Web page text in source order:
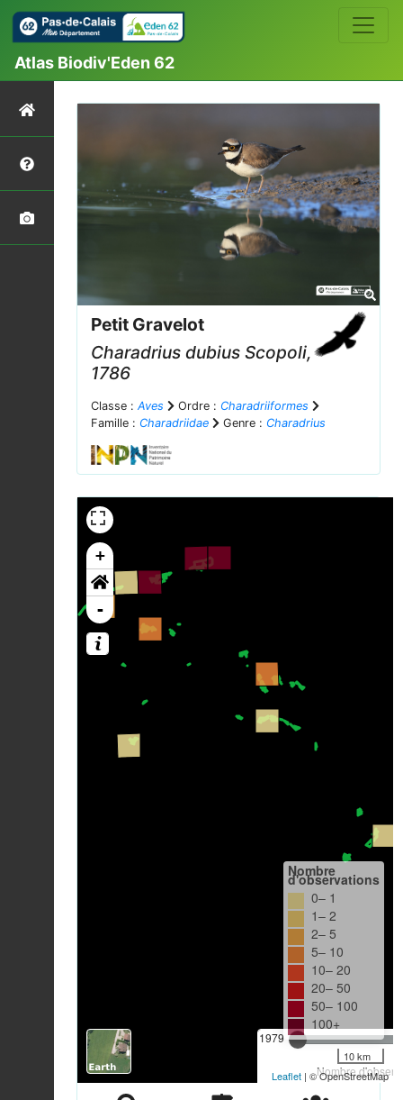
Atlas Biodiv'Eden 62
Petit Gravelot
Charadrius dubius Scopoli,
1786
Classe : Aves Ordre : Charadriiformes
Famille : Charadriidae Genre : Charadrius
+
-
1979
Nombre
Nombre
d'observations
0– 1
1– 2
2– 5
5– 10
10– 20
20– 50
50– 100
100+
10 km
Leaflet | © OpenStreetMap